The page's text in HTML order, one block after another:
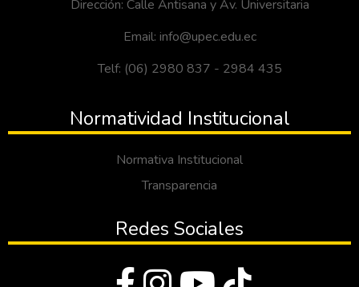
Dirección: Calle Antisana y Av. Universitaria
Email: info@upec.edu.ec
Telf: (06) 2980 837 - 2984 435
Normatividad Institucional
Normativa Institucional
Transparencia
Redes Sociales